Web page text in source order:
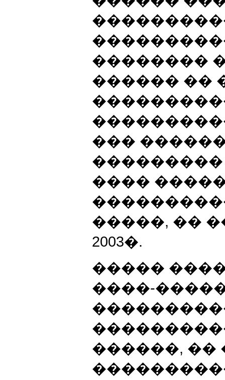
��������
������ ��
���
���������
����
�����, ��
2003�.
�����
����-
������, ��